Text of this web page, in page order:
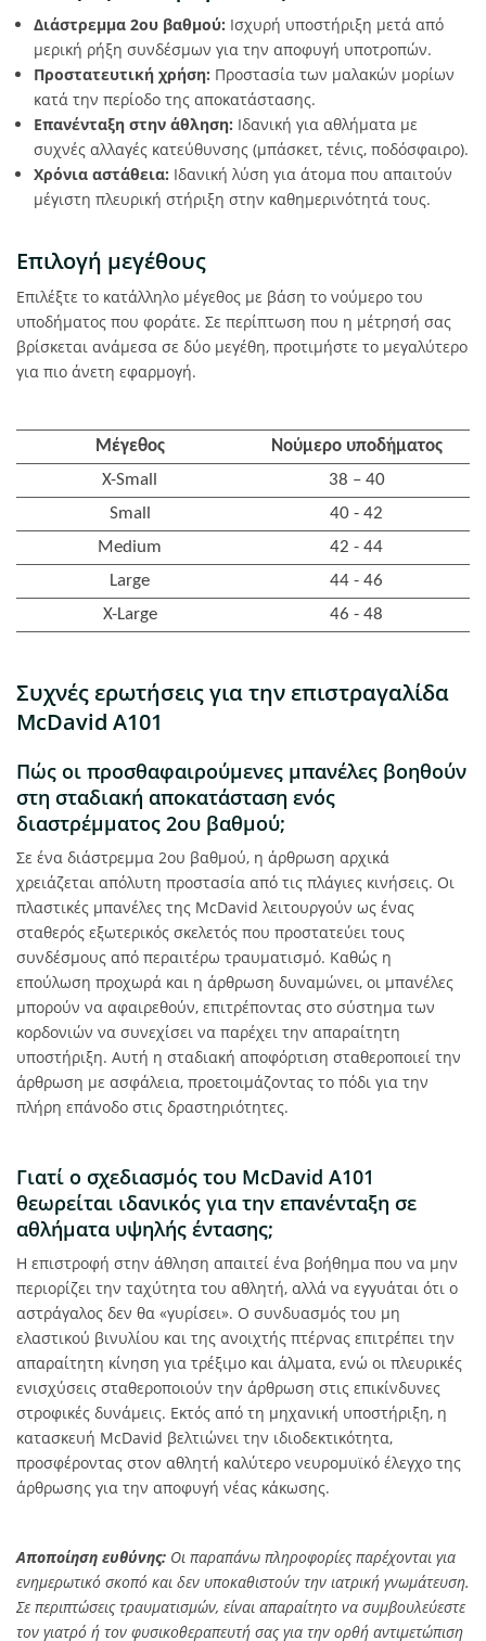
Διάστρεμμα 2ου βαθμού: Ισχυρή υποστήριξη μετά από
μερική ρήξη συνδέσμων για την αποφυγή υποτροπών.
Προστατευτική χρήση: Προστασία των μαλακών μορίων
κατά την περίοδο της αποκατάστασης.
Επανένταξη στην άθληση: Ιδανική για αθλήματα με
συχνές αλλαγές κατεύθυνσης (μπάσκετ, τένις, ποδόσφαιρο).
Χρόνια αστάθεια: Ιδανική λύση για άτομα που απαιτούν
μέγιστη πλευρική στήριξη στην καθημερινότητά τους.
Επιλογή μεγέθους
Επιλέξτε το κατάλληλο μέγεθος με βάση το νούμερο του
υποδήματος που φοράτε. Σε περίπτωση που η μέτρησή σας
βρίσκεται ανάμεσα σε δύο μεγέθη, προτιμήστε το μεγαλύτερο
για πιο άνετη εφαρμογή.
Μέγεθος
Νούμερο υποδήματος
X-Small
38 – 40
Small
40 - 42
Medium
42 - 44
Large
44 - 46
X-Large
46 - 48
Συχνές ερωτήσεις για την επιστραγαλίδα
McDavid A101
Πώς οι προσθαφαιρούμενες μπανέλες βοηθούν
στη σταδιακή αποκατάσταση ενός
διαστρέμματος 2ου βαθμού;
Σε ένα διάστρεμμα 2ου βαθμού, η άρθρωση αρχικά
χρειάζεται απόλυτη προστασία από τις πλάγιες κινήσεις. Οι
πλαστικές μπανέλες της McDavid λειτουργούν ως ένας
σταθερός εξωτερικός σκελετός που προστατεύει τους
συνδέσμους από περαιτέρω τραυματισμό. Καθώς η
επούλωση προχωρά και η άρθρωση δυναμώνει, οι μπανέλες
μπορούν να αφαιρεθούν, επιτρέποντας στο σύστημα των
κορδονιών να συνεχίσει να παρέχει την απαραίτητη
υποστήριξη. Αυτή η σταδιακή αποφόρτιση σταθεροποιεί την
άρθρωση με ασφάλεια, προετοιμάζοντας το πόδι για την
πλήρη επάνοδο στις δραστηριότητες.
Γιατί ο σχεδιασμός του McDavid A101
θεωρείται ιδανικός για την επανένταξη σε
αθλήματα υψηλής έντασης;
Η επιστροφή στην άθληση απαιτεί ένα βοήθημα που να μην
περιορίζει την ταχύτητα του αθλητή, αλλά να εγγυάται ότι ο
αστράγαλος δεν θα «γυρίσει». Ο συνδυασμός του μη
ελαστικού βινυλίου και της ανοιχτής πτέρνας επιτρέπει την
απαραίτητη κίνηση για τρέξιμο και άλματα, ενώ οι πλευρικές
ενισχύσεις σταθεροποιούν την άρθρωση στις επικίνδυνες
στροφικές δυνάμεις. Εκτός από τη μηχανική υποστήριξη, η
κατασκευή McDavid βελτιώνει την ιδιοδεκτικότητα,
προσφέροντας στον αθλητή καλύτερο νευρομυϊκό έλεγχο της
άρθρωσης για την αποφυγή νέας κάκωσης.
Αποποίηση ευθύνης: Οι παραπάνω πληροφορίες παρέχονται για
ενημερωτικό σκοπό και δεν υποκαθιστούν την ιατρική γνωμάτευση.
Σε περιπτώσεις τραυματισμών, είναι απαραίτητο να συμβουλεύεστε
τον γιατρό ή τον φυσικοθεραπευτή σας για την ορθή αντιμετώπιση